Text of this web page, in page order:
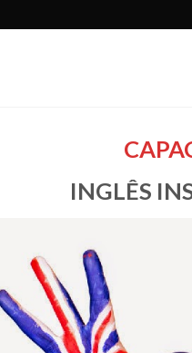
INGLÊS